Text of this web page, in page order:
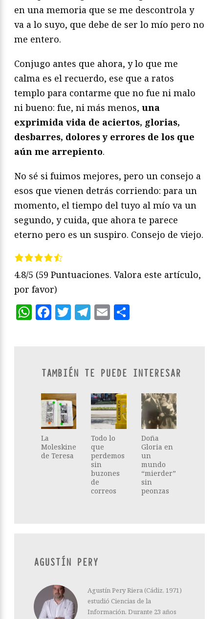
en una memoria que se me descontrola y
va a lo suyo, que debe de ser lo mío pero no
me entero.
Conjugo antes que ahora, y lo que me
calma es el recuerdo, ese que a ratos
templo para contarme que no fue ni malo
ni bueno: fue, ni más menos, una
exprimida vida de aciertos, glorias,
desbarres, dolores y errores de los que
aún me arrepiento.
No sé si fuimos mejores, pero un consejo a
esos que vienen detrás corriendo: para un
momento, el tiempo del tuyo al mío va un
segundo, y cuida, que ahora te parece
eterno pero es un suspiro. Consejo de viejo.
4.8/5 (59 Puntuaciones. Valora este artículo,
por favor)
WhatsApp
Facebook
Twitter
Telegram
Email
TAMBIÉN TE PUEDE INTERESAR
La
Moleskine
de Teresa
Todo lo
que
perdemos
sin
buzones
de
correos
Doña
Gloria en
un
mundo
“mierder”
sin
peonzas
AGUSTÍN PERY
Agustín Pery Riera (Cádiz, 1971)
estudió Ciencias de la
Información. Durante 23 años